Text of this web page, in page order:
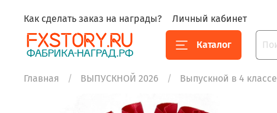
Как сделать заказ на награды? Личный кабинет
Каталог
Главная ВЫПУСКНОЙ 2026 Выпускной в 4 классе